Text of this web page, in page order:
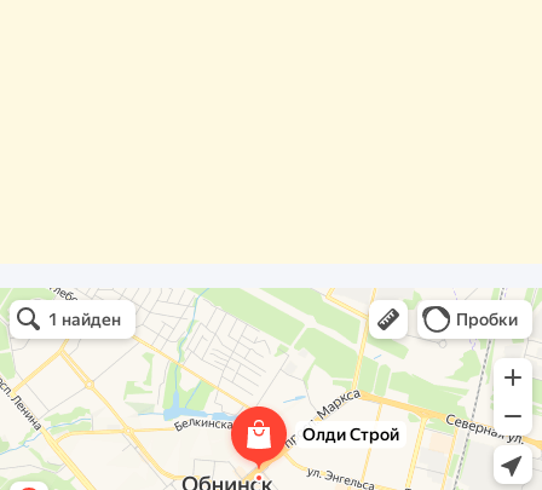
Олди Строй
Фасады и фасадные системы в Обнинске
Оргстекло, поликарбонат в Обнинске